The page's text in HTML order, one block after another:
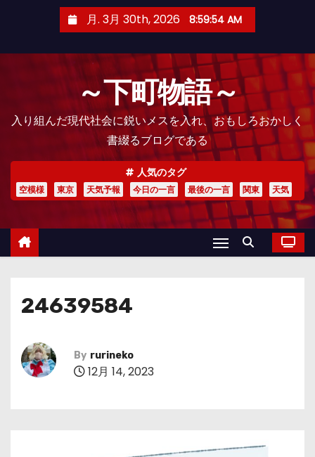
月. 3月 30th, 2026 8:59:55 AM
～下町物語～
入り組んだ現代社会に鋭いメスを入れ、おもしろおかしく
書綴るブログである
人気のタグ
空模様 東京 天気予報 今日の一言 最後の一言 関東 天気
24639584
By rurineko
12月 14, 2023